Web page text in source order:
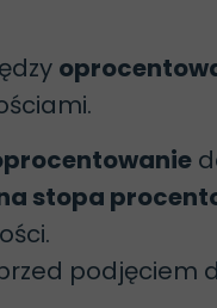
stopa
podjęciem